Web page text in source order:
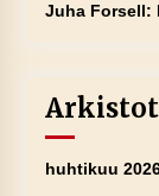
Juha Forsell:
Arkistot
huhtikuu